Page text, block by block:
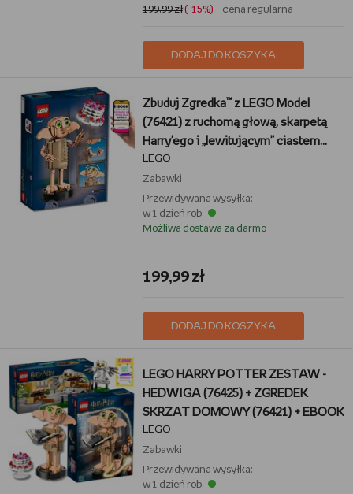
199,99 zł(-15%) - cena regularna
DODAJ DO KOSZYKA
Zbuduj Zgredka™ z LEGO Model
(76421) z ruchomą głową, skarpetą
Harry'ego i „lewitującym” ciastem
budyniowym + EBOOK-3
LEGO
Zabawki
Przewidywana wysyłka:
w 1 dzień rob.
Możliwa dostawa za darmo
199,99 zł
DODAJ DO KOSZYKA
LEGO HARRY POTTER ZESTAW -
HEDWIGA (76425) + ZGREDEK
SKRZAT DOMOWY (76421) + EBOOK
LEGO
Zabawki
Przewidywana wysyłka:
w 1 dzień rob.